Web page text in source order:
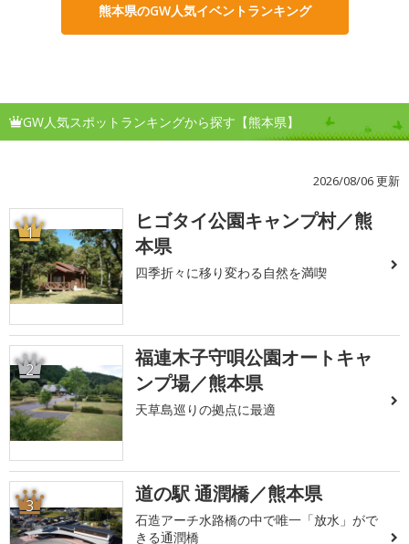
熊本県のGW人気イベントランキング
GW人気スポットランキングから探す【熊本県】
2026/08/06 更新
1
ヒゴタイ公園キャンプ村／熊
本県
四季折々に移り変わる自然を満喫
2
福連木子守唄公園オートキャ
ンプ場／熊本県
天草島巡りの拠点に最適
3 道の駅 通潤橋／熊本県
石造アーチ水路橋の中で唯一「放水」がで
きる通潤橋